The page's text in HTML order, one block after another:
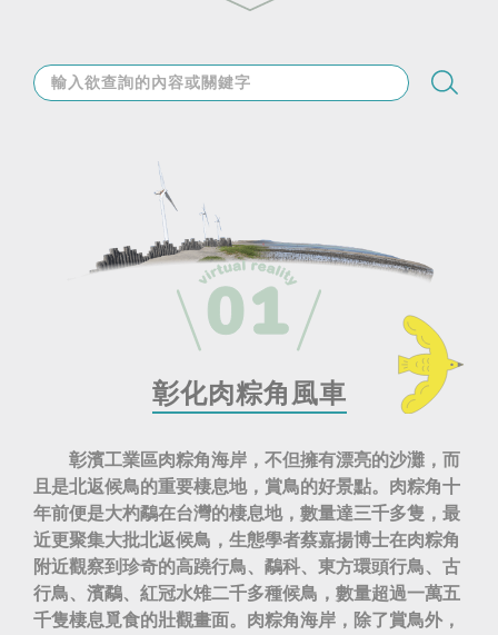
彰化肉粽角風車
彰濱工業區肉粽角海岸，不但擁有漂亮的沙灘，而
且是北返候鳥的重要棲息地，賞鳥的好景點。肉粽角十
年前便是大杓鷸在台灣的棲息地，數量達三千多隻，最
近更聚集大批北返候鳥，生態學者蔡嘉揚博士在肉粽角
附近觀察到珍奇的高蹺行鳥、鷸科、東方環頭行鳥、古
行鳥、濱鷸、紅冠水雉二千多種候鳥，數量超過一萬五
千隻棲息覓食的壯觀畫面。肉粽角海岸，除了賞鳥外，